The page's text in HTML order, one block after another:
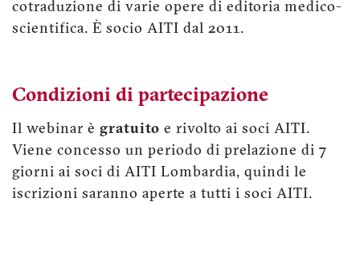
cotraduzione di varie opere di editoria medico-
scientifica. È socio AITI dal 2011.
Condizioni di partecipazione
Il webinar è gratuito e rivolto ai soci AITI.
Viene concesso un periodo di prelazione di 7
giorni ai soci di AITI Lombardia, quindi le
iscrizioni saranno aperte a tutti i soci AITI.